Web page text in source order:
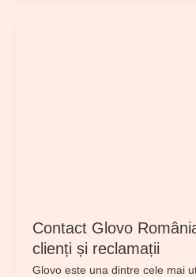
Contact Glovo
clienți și reclamații
Glovo este una dintre cele mai